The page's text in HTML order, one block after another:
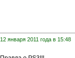
12 января 2011 года в 15:48